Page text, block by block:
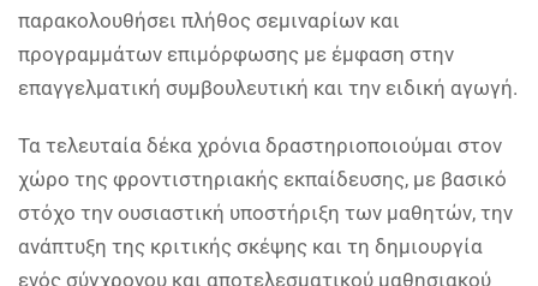
παρακολουθήσει πλήθος σεμιναρίων και
προγραμμάτων επιμόρφωσης με έμφαση στην
επαγγελματική συμβουλευτική και την ειδική αγωγή.
Τα τελευταία δέκα χρόνια δραστηριοποιούμαι στον
χώρο της φροντιστηριακής εκπαίδευσης, με βασικό
στόχο την ουσιαστική υποστήριξη των μαθητών, την
ανάπτυξη της κριτικής σκέψης και τη δημιουργία
ενός σύγχρονου και αποτελεσματικού μαθησιακού